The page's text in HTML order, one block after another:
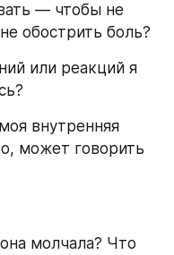
— чтобы не
обострить боль?
или реакций я
внутренняя
может говорить
молчала? Что